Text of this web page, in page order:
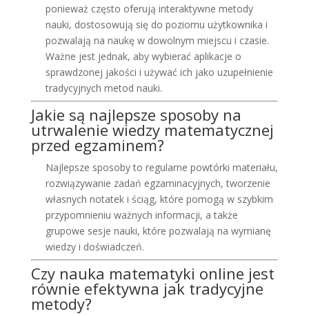
ponieważ często oferują interaktywne metody
nauki, dostosowują się do poziomu użytkownika i
pozwalają na naukę w dowolnym miejscu i czasie.
Ważne jest jednak, aby wybierać aplikacje o
sprawdzonej jakości i używać ich jako uzupełnienie
tradycyjnych metod nauki.
Jakie są najlepsze sposoby na
utrwalenie wiedzy matematycznej
przed egzaminem?
Najlepsze sposoby to regularne powtórki materiału,
rozwiązywanie zadań egzaminacyjnych, tworzenie
własnych notatek i ściąg, które pomogą w szybkim
przypomnieniu ważnych informacji, a także
grupowe sesje nauki, które pozwalają na wymianę
wiedzy i doświadczeń.
Czy nauka matematyki online jest
równie efektywna jak tradycyjne
metody?